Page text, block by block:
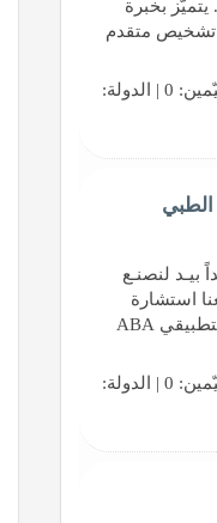
يتميّز بخبرة
تشخيص متقدم
الطبي
بيـد لنصنـع
استشارة
مجانية خدماتنا تحليل السلوك التطبيقي ABA